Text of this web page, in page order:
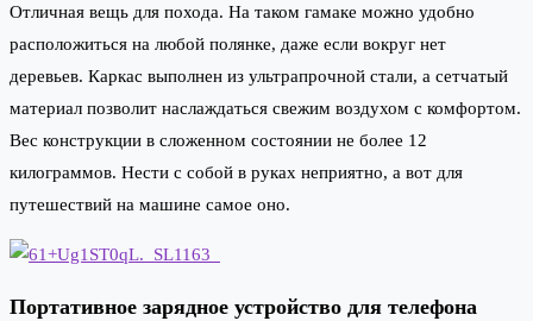
Отличная вещь для похода. На таком гамаке можно удобно
расположиться на любой полянке, даже если вокруг нет
деревьев. Каркас выполнен из ультрапрочной стали, а сетчатый
материал позволит наслаждаться свежим воздухом с комфортом.
Вес конструкции в сложенном состоянии не более 12
килограммов. Нести с собой в руках неприятно, а вот для
путешествий на машине самое оно.
Портативное зарядное устройство для телефона